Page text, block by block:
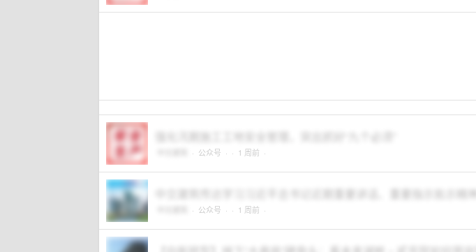
强化汛期施工工地安全管理，突出抓好“九个必须”
· 公众号 · · 1 周前 ·
中交建筑传达学习习近平总书记近期重要讲话、重要指示批示精神
· 公众号 · · 1 周前 ·